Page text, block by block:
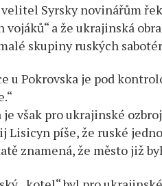
Syrsky novinářům
vojáků“ a že ukrajinská
skupiny ruských
u Pokrovska je pod
však pro ukrajinské
Lisicyn píše, že ruské
znamená, že město již